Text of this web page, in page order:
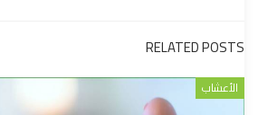
RELATED POSTS
الأعشاب